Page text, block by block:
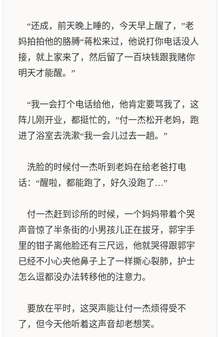
“还成，前天晚上睡的，今天早上醒了，”老
妈拍拍他的胳膊“蒋松来过，他说打你电话没人
接，就上家来了，然后留了一百块钱跟我赌你
明天才能醒。”
“我一会打个电话给他，他肯定要骂我了，这
阵儿刚开业，都挺忙的，”付一杰松开老妈，跑
进了浴室去洗漱“我一会儿过去一趟。”
洗脸的时候付一杰听到老妈在给老爸打电
话：“醒啦，都能跑了，好久没跑了…”
付一杰赶到诊所的时候，一个妈妈带着个哭
声音惊了半条街的小男孩儿正在拔牙，郭宇手
里的钳子离他脸还有三尺远，他就哭得跟郭宇
已经不小心夹他鼻子上了一样撕心裂肺，护士
怎么逗都没办法转移他的注意力。
要放在平时，这哭声能让付一杰烦得受不
了，但今天他听着这声音却老想笑。